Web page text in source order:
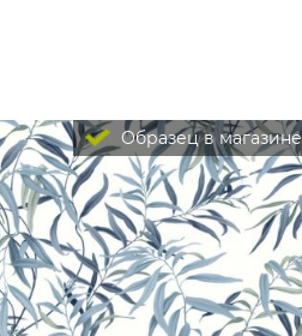
Образец в магазине